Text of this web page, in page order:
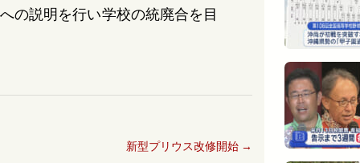
の説明を行い学校の統廃合を目
新型プリウス改修開始 →